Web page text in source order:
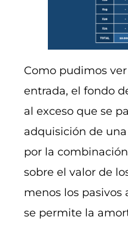
Como pudimos
entrada, el fondo
al exceso que se
adquisición de
por la
sobre el valor de
menos los pasivos
se permite la